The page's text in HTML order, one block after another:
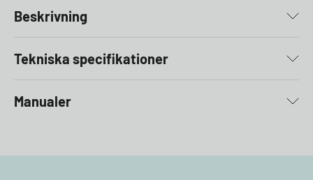
Beskrivning
Tekniska specifikationer
Manualer